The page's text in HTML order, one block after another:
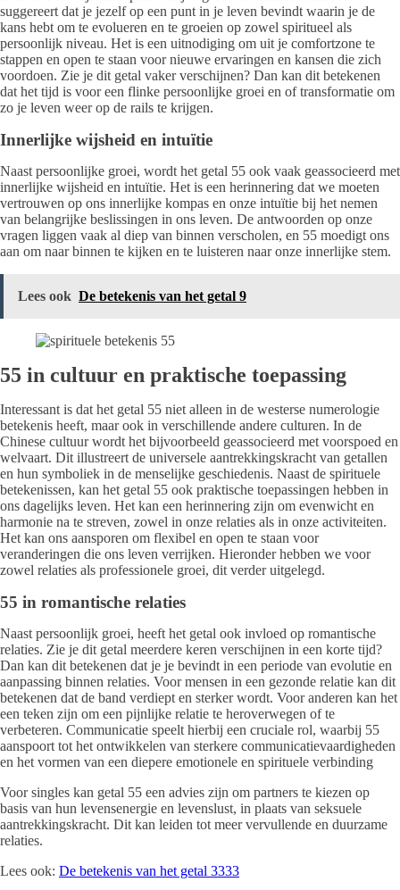
suggereert dat je jezelf op een punt in je leven bevindt waarin je de
kans hebt om te evolueren en te groeien op zowel spiritueel als
persoonlijk niveau. Het is een uitnodiging om uit je comfortzone te
stappen en open te staan voor nieuwe ervaringen en kansen die zich
voordoen. Zie je dit getal vaker verschijnen? Dan kan dit betekenen
dat het tijd is voor een flinke persoonlijke groei en of transformatie om
zo je leven weer op de rails te krijgen.
Innerlijke wijsheid en intuïtie
Naast persoonlijke groei, wordt het getal 55 ook vaak geassocieerd met
innerlijke wijsheid en intuïtie. Het is een herinnering dat we moeten
vertrouwen op ons innerlijke kompas en onze intuïtie bij het nemen
van belangrijke beslissingen in ons leven. De antwoorden op onze
vragen liggen vaak al diep van binnen verscholen, en 55 moedigt ons
aan om naar binnen te kijken en te luisteren naar onze innerlijke stem.
Lees ook De betekenis van het getal 9
55 in cultuur en praktische toepassing
Interessant is dat het getal 55 niet alleen in de westerse numerologie
betekenis heeft, maar ook in verschillende andere culturen. In de
Chinese cultuur wordt het bijvoorbeeld geassocieerd met voorspoed en
welvaart. Dit illustreert de universele aantrekkingskracht van getallen
en hun symboliek in de menselijke geschiedenis. Naast de spirituele
betekenissen, kan het getal 55 ook praktische toepassingen hebben in
ons dagelijks leven. Het kan een herinnering zijn om evenwicht en
harmonie na te streven, zowel in onze relaties als in onze activiteiten.
Het kan ons aansporen om flexibel en open te staan voor
veranderingen die ons leven verrijken. Hieronder hebben we voor
zowel relaties als professionele groei, dit verder uitgelegd.
55 in romantische relaties
Naast persoonlijk groei, heeft het getal ook invloed op romantische
relaties. Zie je dit getal meerdere keren verschijnen in een korte tijd?
Dan kan dit betekenen dat je je bevindt in een periode van evolutie en
aanpassing binnen relaties. Voor mensen in een gezonde relatie kan dit
betekenen dat de band verdiept en sterker wordt. Voor anderen kan het
een teken zijn om een pijnlijke relatie te heroverwegen of te
verbeteren. Communicatie speelt hierbij een cruciale rol, waarbij 55
aanspoort tot het ontwikkelen van sterkere communicatievaardigheden
en het vormen van een diepere emotionele en spirituele verbinding
Voor singles kan getal 55 een advies zijn om partners te kiezen op
basis van hun levensenergie en levenslust, in plaats van seksuele
aantrekkingskracht. Dit kan leiden tot meer vervullende en duurzame
relaties.
Lees ook: De betekenis van het getal 3333